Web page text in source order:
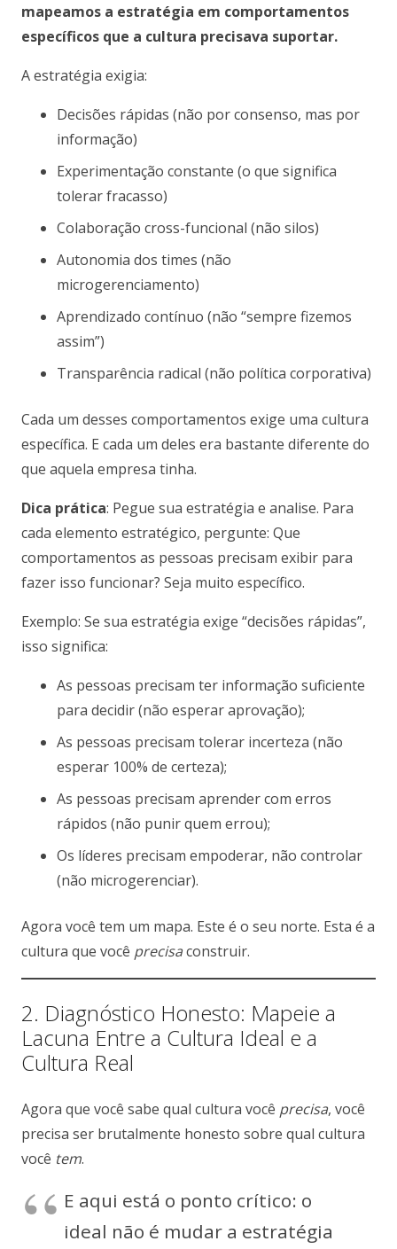
mapeamos a estratégia em comportamentos
específicos que a cultura precisava suportar.
A estratégia exigia:
Decisões rápidas (não por consenso, mas por
informação)
Experimentação constante (o que significa
tolerar fracasso)
Colaboração cross-funcional (não silos)
Autonomia dos times (não
microgerenciamento)
Aprendizado contínuo (não “sempre fizemos
assim”)
Transparência radical (não política corporativa)
Cada um desses comportamentos exige uma cultura
específica. E cada um deles era bastante diferente do
que aquela empresa tinha.
Dica prática: Pegue sua estratégia e analise. Para
cada elemento estratégico, pergunte: Que
comportamentos as pessoas precisam exibir para
fazer isso funcionar? Seja muito específico.
Exemplo: Se sua estratégia exige “decisões rápidas”,
isso significa:
As pessoas precisam ter informação suficiente
para decidir (não esperar aprovação);
As pessoas precisam tolerar incerteza (não
esperar 100% de certeza);
As pessoas precisam aprender com erros
rápidos (não punir quem errou);
Os líderes precisam empoderar, não controlar
(não microgerenciar).
Agora você tem um mapa. Este é o seu norte. Esta é a
cultura que você precisaconstruir.
2. Diagnóstico Honesto: Mapeie a
Lacuna Entre a Cultura Ideal e a
Cultura Real
Agora que você sabe qual cultura você precisa, você
precisa ser brutalmente honesto sobre qual cultura
você tem.
E aqui está o ponto crítico: o
ideal não é mudar a estratégia